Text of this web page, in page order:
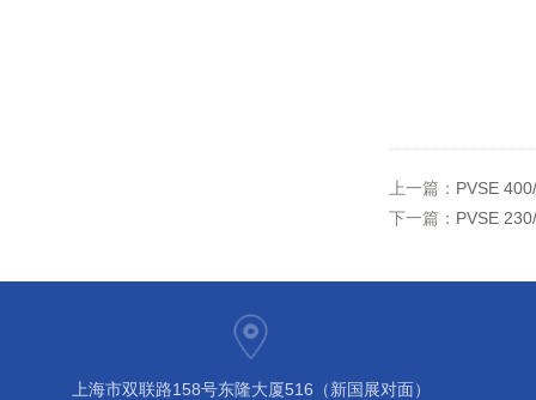
上一篇： PVSE
下一篇： PVSE
上海市双联路158号东隆大厦516（新国展对面）